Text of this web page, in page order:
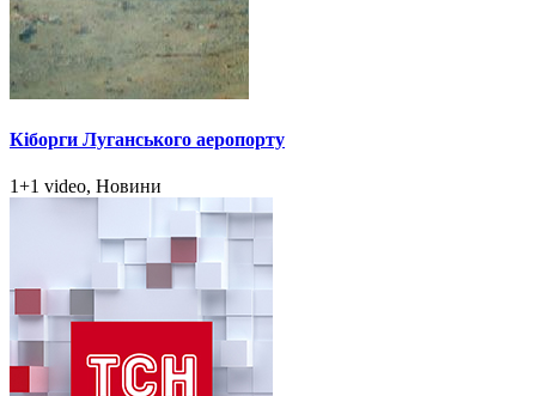
Кіборги Луганського аеропорту
1+1 video, Новини